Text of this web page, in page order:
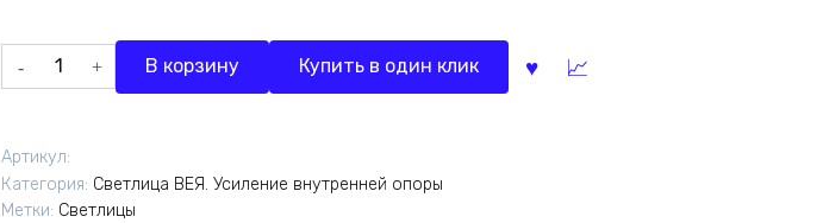
Количество
товара
Восстановление
сил
В корзину Купить в один клик
Артикул:
Категория: Светлица ВЕЯ. Усиление внутренней опоры
Метки: Светлицы